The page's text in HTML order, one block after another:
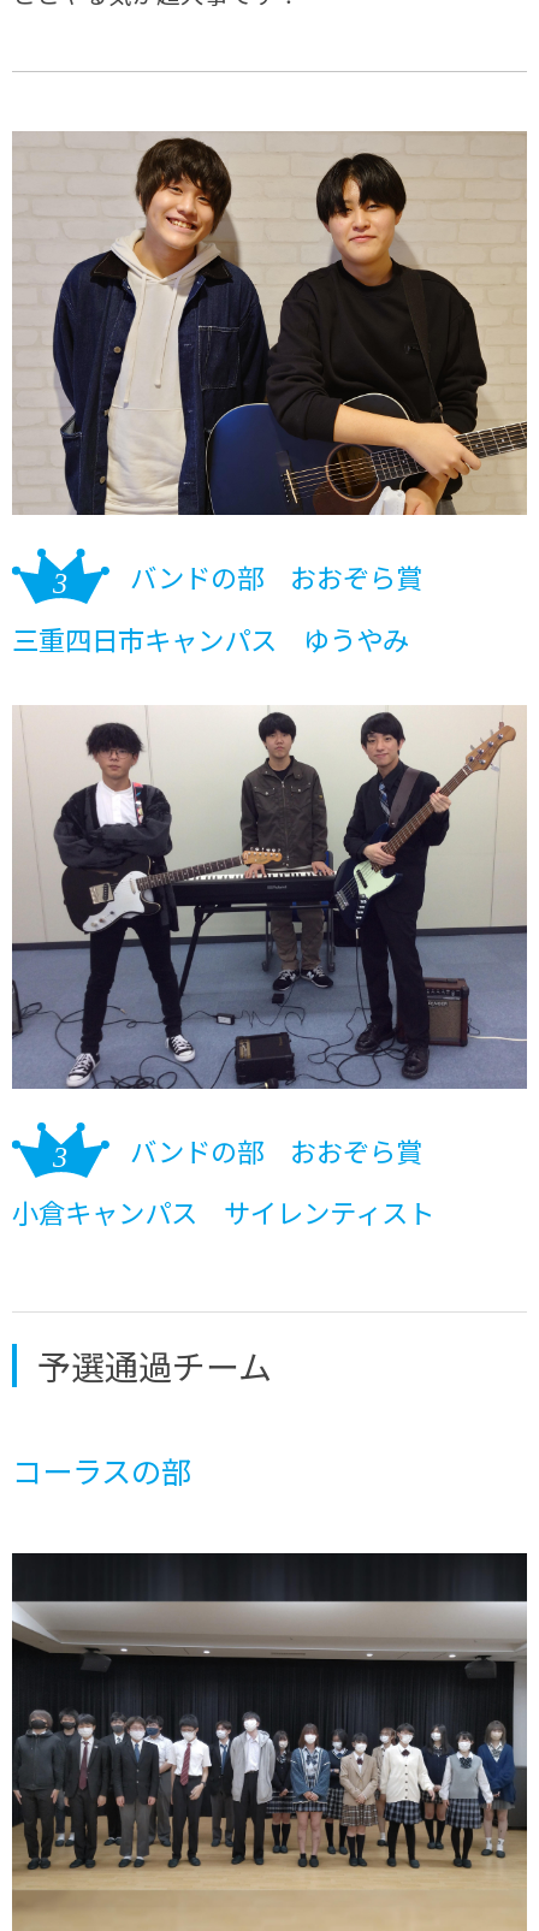
バンドの部 おおぞら賞
三重四日市キャンパス ゆうやみ
バンドの部 おおぞら賞
小倉キャンパス サイレンティスト
予選通過チーム
コーラスの部